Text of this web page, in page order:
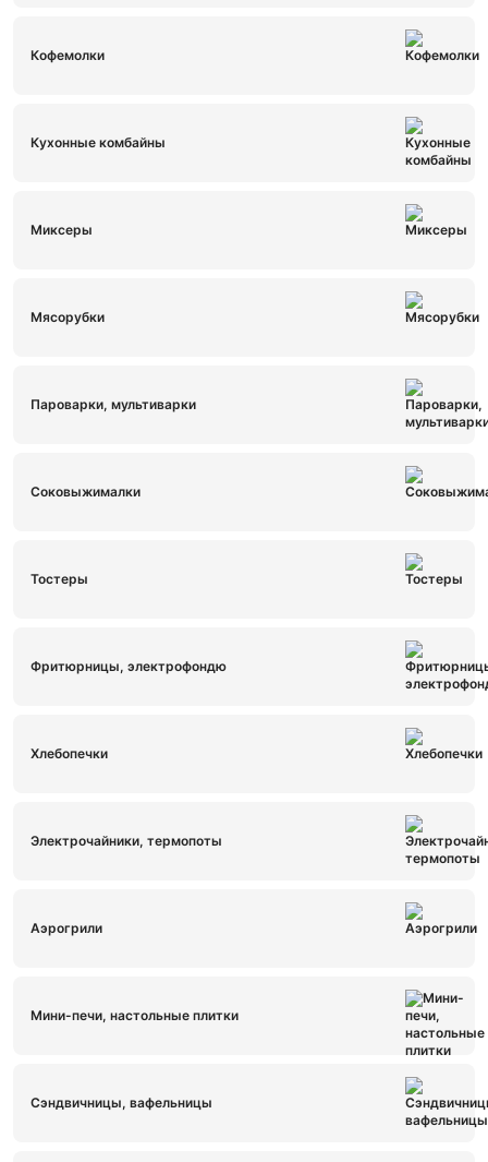
Кофемолки
Кухонные комбайны
Миксеры
Мясорубки
Пароварки, мультиварки
Соковыжималки
Тостеры
Фритюрницы, электрофондю
Хлебопечки
Электрочайники, термопоты
Аэрогрили
Мини-печи, настольные плитки
Сэндвичницы, вафельницы